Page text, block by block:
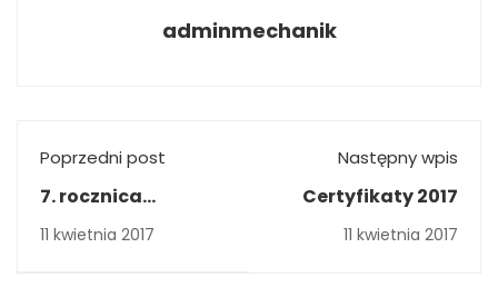
adminmechanik
Poprzedni post
7. rocznica
katastrofy
11 kwietnia 2017
Następny wpis
Certyfikaty 2017
11 kwietnia 2017